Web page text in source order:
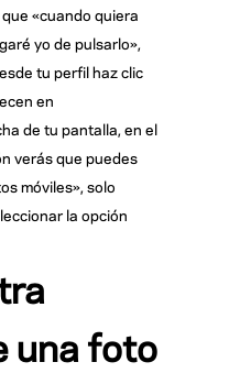
«cuando quiera
yo de pulsarlo»,
tu perfil haz clic
en
de tu pantalla, en el
verás que puedes
móviles», solo
la opción
una foto